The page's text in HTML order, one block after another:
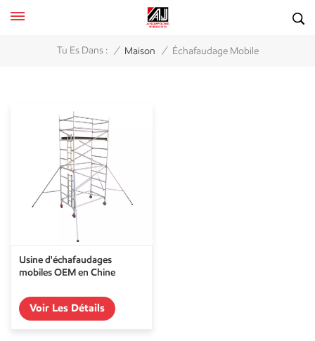
Tu Es Dans : / Maison / Échafaudage Mobile
Usine d'échafaudages
mobiles OEM en Chine
Voir Les Détails